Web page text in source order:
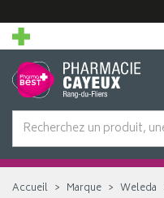
Accueil Marque Weleda